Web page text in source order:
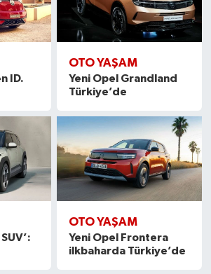
ID.
OTO YAŞAM
Yeni Opel Grandland
Türkiye’de
OTO YAŞAM
Yeni Opel Frontera
ilkbaharda Türkiye’de